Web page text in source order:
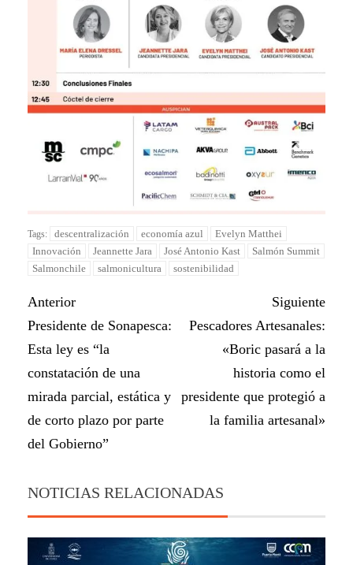
Tags: descentralización economía azul
Evelyn Matthei
Innovación
Jeannette Jara José Antonio Kast
Salmón Summit
Salmonchile
salmonicultura sostenibilidad
Anterior
Presidente de Sonapesca:
Esta ley es “la
constatación de una
mirada parcial, estática y
de corto plazo por parte
del Gobierno”
Siguiente
Pescadores Artesanales:
«Boric pasará a la
historia como el
presidente que protegió a
la familia artesanal»
NOTICIAS RELACIONADAS